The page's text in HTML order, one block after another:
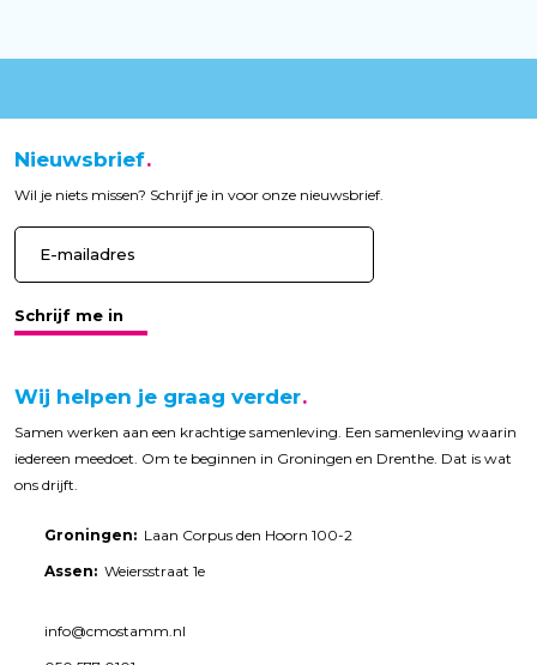
Wij helpen je graag verder
Samen werken aan een krachtige samenleving. Een samenleving waarin
iedereen meedoet. Om te beginnen in Groningen en Drenthe. Dat is wat
ons drijft.
Groningen: Laan Corpus den Hoorn 100-2
Assen: Weiersstraat 1e
info@cmostamm.nl
Nieuwsbrief
Wil je niets missen? Schrijf je in voor onze nieuwsbrief.
Schrijf me in